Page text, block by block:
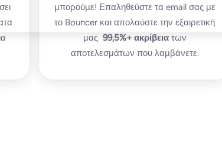
μπορούμε! Επαληθεύστε τα email σας με
το Bouncer και απολαύστε την εξαιρετική
μας 99,5%+ ακρίβειατων
αποτελεσμάτων που λαμβάνετε.